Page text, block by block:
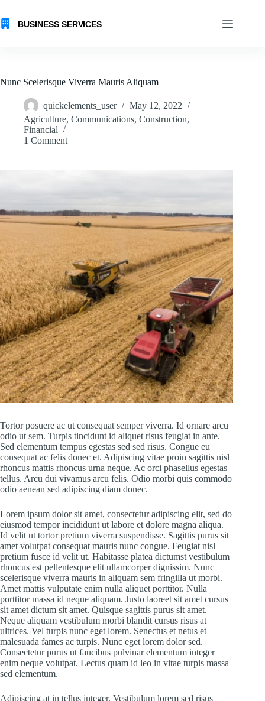
content
Nunc Scelerisque Viverra Mauris Aliquam
quickelements_user
May 12, 2022
Agriculture, Communications, Construction,
Financial
1 Comment
Tortor posuere ac ut consequat semper viverra. Id ornare arcu
odio ut sem. Turpis tincidunt id aliquet risus feugiat in ante.
Sed elementum tempus egestas sed sed risus. Congue eu
consequat ac felis donec et. Adipiscing vitae proin sagittis nisl
rhoncus mattis rhoncus urna neque. Ac orci phasellus egestas
tellus. Arcu dui vivamus arcu felis. Odio morbi quis commodo
odio aenean sed adipiscing diam donec.
Lorem ipsum dolor sit amet, consectetur adipiscing elit, sed do
eiusmod tempor incididunt ut labore et dolore magna aliqua.
Id velit ut tortor pretium viverra suspendisse. Sagittis purus sit
amet volutpat consequat mauris nunc congue. Feugiat nisl
pretium fusce id velit ut. Habitasse platea dictumst vestibulum
rhoncus est pellentesque elit ullamcorper dignissim. Nunc
scelerisque viverra mauris in aliquam sem fringilla ut morbi.
Amet mattis vulputate enim nulla aliquet porttitor. Nulla
porttitor massa id neque aliquam. Justo laoreet sit amet cursus
sit amet dictum sit amet. Quisque sagittis purus sit amet.
Neque aliquam vestibulum morbi blandit cursus risus at
ultrices. Vel turpis nunc eget lorem. Senectus et netus et
malesuada fames ac turpis. Nunc eget lorem dolor sed.
Consectetur purus ut faucibus pulvinar elementum integer
enim neque volutpat. Lectus quam id leo in vitae turpis massa
sed elementum.
Adipiscing at in tellus integer. Vestibulum lorem sed risus